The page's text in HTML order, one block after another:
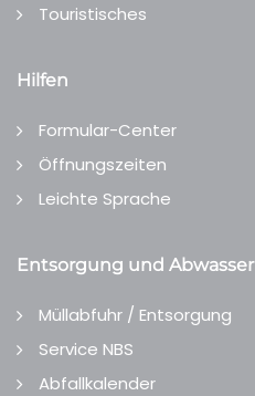
Touristisches
Hilfen
Formular-Center
Öffnungszeiten
Leichte Sprache
Entsorgung und Abwasser
Müllabfuhr / Entsorgung
Service NBS
Abfallkalender